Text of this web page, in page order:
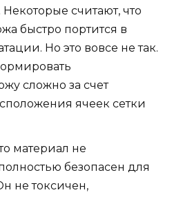
Некоторые считают, что
быстро портится в
Но это вовсе не так.
сложно за счет
ячеек сетки
материал не
безопасен для
не токсичен,